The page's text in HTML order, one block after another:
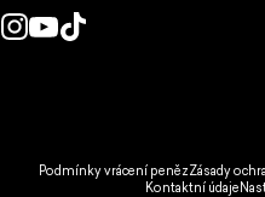
Podmínky vrácení penězZásady
Kontaktní údaje